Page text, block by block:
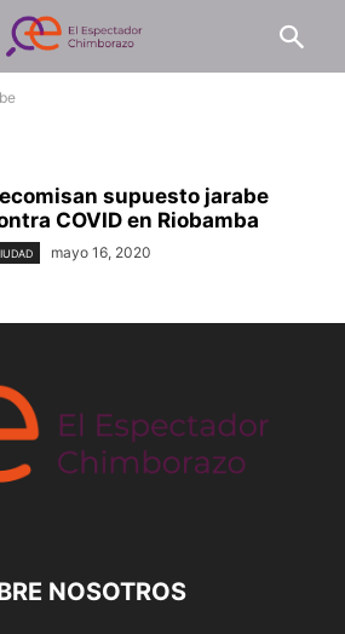
supuesto jarabe
COVID en Riobamba
mayo 16, 2020
NOSOTROS